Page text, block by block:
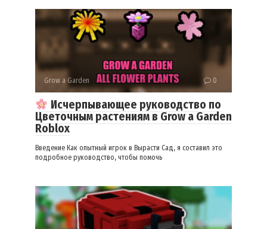
Grow a Garden 0
Исчерпывающее руководство по
Цветочным растениям в Grow a Garden
Roblox
Введение Как опытный игрок в Вырасти Сад, я составил это
подробное руководство, чтобы помочь